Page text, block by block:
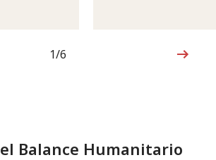
1de6
1/6
Balance Humanitario